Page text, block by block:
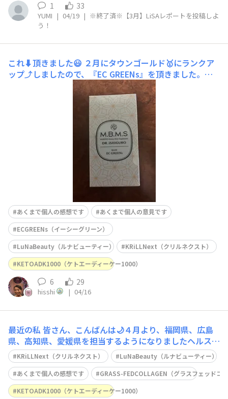
1 33
YUMI | 04/19 | ※終了済※【3月】LiSAレポートを投稿しよ
う！
これ⬇️頂きました😃 ２月にタウンゴールド🥇にランクア
ップ⤴️しましたので、『EC GREENs』を頂きました。あ
りがとうございます😊マルコの日(15日)に届きました。何
にしようか❓🤔迷いましたので、Lisaをやりたまたま店舗
でのオンラインカウンセリング日の方が予約日より早かっ
たので、変更して受けました。EC GREEN
あくまで個人の感想です
あくまで個人の意見です
ECGREENs（イーシーグリーン）
LuNaBeauty（ルナビューティー）
KRiLLNext（クリルネクスト）
KETOADK1000（ケトエーディーケー1000）
6 29
hisshi | 04/16
最近の私 皆さん、こんばんは🌙４月より、福岡県、広島
県、高知県、愛媛県を担当するようになりましたヘルスコ
ーチャーの浅枝（あさえだ）です宜しくお願い致します。
ここからのヘルスコーチャーのひとりごとテーマは、『最
近の私』です。旬な話題だと、KRiLLNext💊LuNaBeauty
💊ですよね。今回、どちらも購入して
KRiLLNext（クリルネクスト）
LuNaBeauty（ルナビューティー）
あくまで個人の感想です
GRASS-FEDCOLLAGEN（グラスフェッドコ
KETOADK1000（ケトエーディーケー1000）